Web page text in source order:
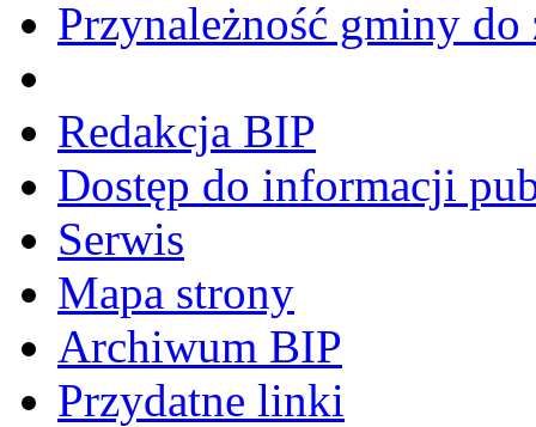
Przynależność gminy
Redakcja BIP
Dostęp do informacji
Serwis
Mapa strony
Archiwum BIP
Przydatne linki